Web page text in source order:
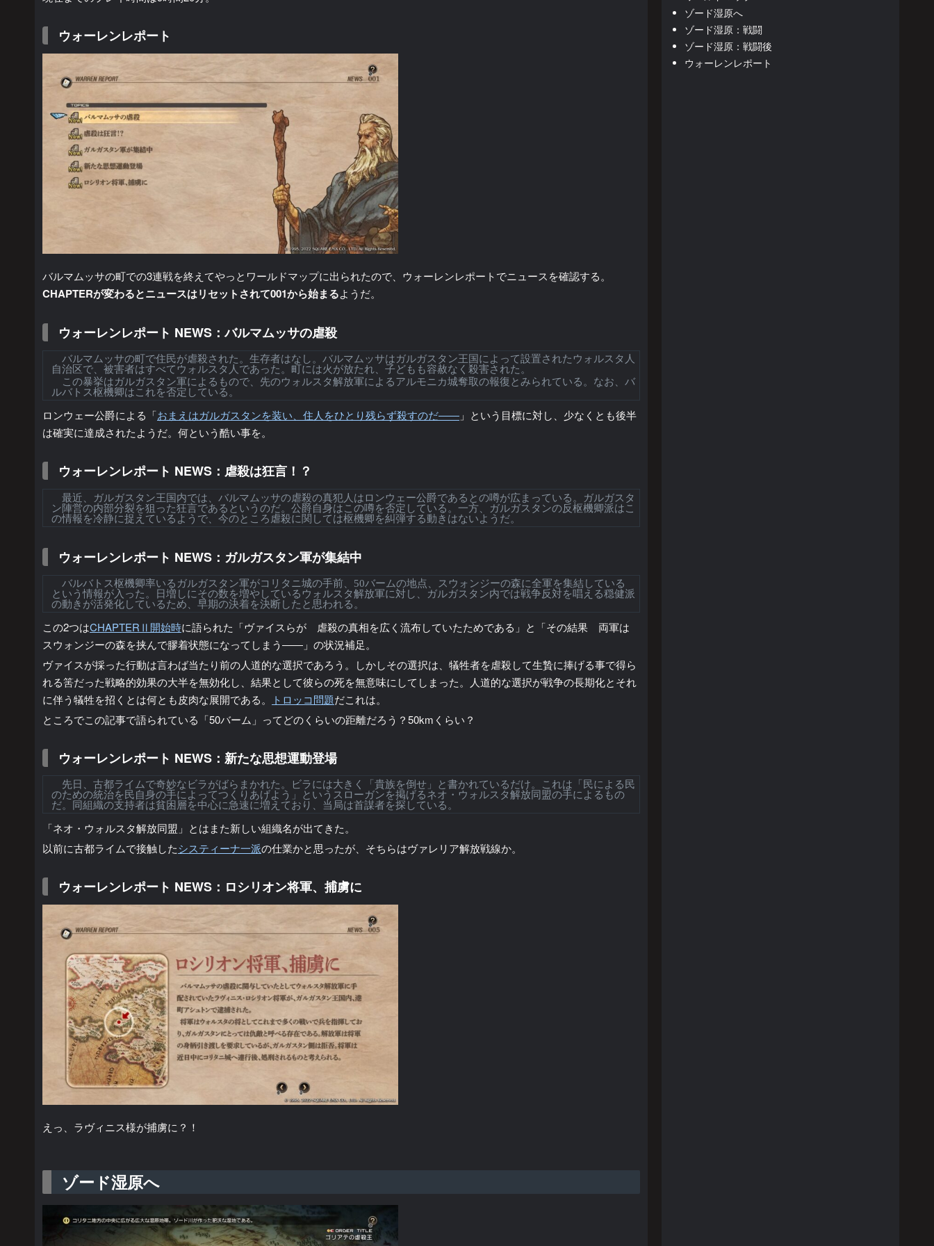
ウォーレンレポート
バルマムッサの町での3連戦を終えてやっとワールドマップに出られたので、ウォーレンレポートでニュースを確認する。
CHAPTERが変わるとニュースはリセットされて001から始まるようだ。
ウォーレンレポート NEWS：バルマムッサの虐殺
バルマムッサの町で住民が虐殺された。生存者はなし。バルマムッサはガルガスタン王国によって設置されたウォルスタ人
自治区で、被害者はすべてウォルスタ人であった。町には火が放たれ、子どもも容赦なく殺害された。
この暴挙はガルガスタン軍によるもので、先のウォルスタ解放軍によるアルモニカ城奪取の報復とみられている。なお、バ
ルバトス枢機卿はこれを否定している。
ロンウェー公爵による「おまえはガルガスタンを装い、住人をひとり残らず殺すのだ―― 」という目標に対し、少なくとも後半
は確実に達成されたようだ。何という酷い事を。
ウォーレンレポート NEWS：虐殺は狂言！？
最近、ガルガスタン王国内では、バルマムッサの虐殺の真犯人はロンウェー公爵であるとの噂が広まっている。ガルガスタ
ン陣営の内部分裂を狙った狂言であるというのだ。公爵自身はこの噂を否定している。一方、ガルガスタンの反枢機卿派はこ
の情報を冷静に捉えているようで、今のところ虐殺に関しては枢機卿を糾弾する動きはないようだ。
ウォーレンレポート NEWS：ガルガスタン軍が集結中
バルバトス枢機卿率いるガルガスタン軍がコリタニ城の手前、50バームの地点、スウォンジーの森に全軍を集結している
という情報が入った。日増しにその数を増やしているウォルスタ解放軍に対し、ガルガスタン内では戦争反対を唱える穏健派
の動きが活発化しているため、早期の決着を決断したと思われる。
この2つはCHAPTERⅡ開始時に語られた「ヴァイスらが 虐殺の真相を広く流布していたためである」と「その結果 両軍は
スウォンジーの森を挟んで膠着状態になってしまう――」の状況補足。
ヴァイスが採った行動は言わば当たり前の人道的な選択であろう。しかしその選択は、犠牲者を虐殺して生贄に捧げる事で得ら
れる筈だった戦略的効果の大半を無効化し、結果として彼らの死を無意味にしてしまった。人道的な選択が戦争の長期化とそれ
に伴う犠牲を招くとは何とも皮肉な展開である。
トロッコ問題だこれは。
ところでこの記事で語られている「50バーム」ってどのくらいの距離だろう？50kmくらい？
ウォーレンレポート NEWS：新たな思想運動登場
先日、古都ライムで奇妙なビラがばらまかれた。ビラには大きく「貴族を倒せ」と書かれているだけ。これは「民による民
のための統治を民自身の手によってつくりあげよう」というスローガンを掲げるネオ・ウォルスタ解放同盟の手によるもの
だ。同組織の支持者は貧困層を中心に急速に増えており、当局は首謀者を探している。
「ネオ・ウォルスタ解放同盟」とはまた新しい組織名が出てきた。
以前に古都ライムで接触したシスティーナ一派の仕業かと思ったが、そちらはヴァレリア解放戦線か。
ウォーレンレポート NEWS：ロシリオン将軍、捕虜に
えっ、ラヴィニス様が捕虜に？！
ゾード湿原へ
ゾード湿原へ
ゾード湿原：戦闘
ゾード湿原：戦闘後
ウォーレンレポート